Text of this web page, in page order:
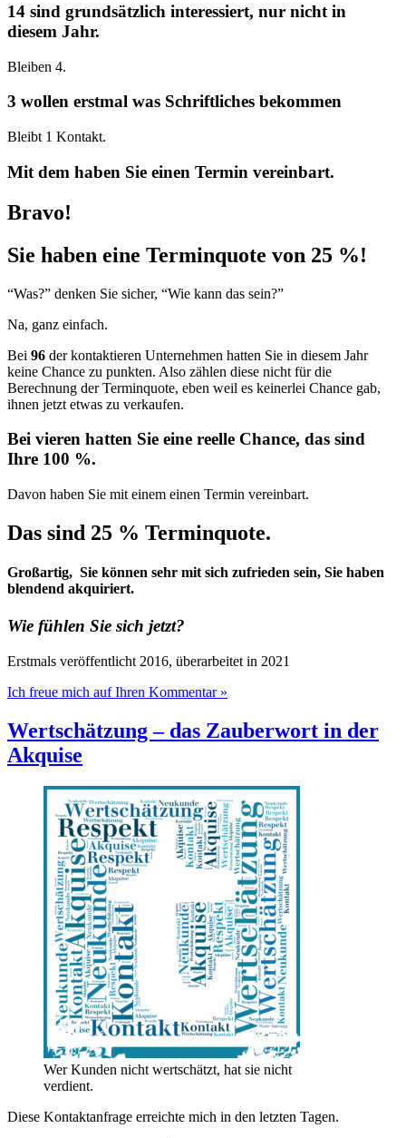
14 sind grundsätzlich interessiert, nur nicht in
diesem Jahr.
Bleiben 4.
3 wollen erstmal was Schriftliches bekommen
Bleibt 1 Kontakt.
Mit dem haben Sie einen Termin vereinbart.
Bravo!
Sie haben eine Terminquote von 25 %!
“Was?” denken Sie sicher, “Wie kann das sein?”
Na, ganz einfach.
Bei 96 der kontaktieren Unternehmen hatten Sie in diesem Jahr
keine Chance zu punkten. Also zählen diese nicht für die
Berechnung der Terminquote, eben weil es keinerlei Chance gab,
ihnen jetzt etwas zu verkaufen.
Bei vieren hatten Sie eine reelle Chance, das sind
Ihre 100 %.
Davon haben Sie mit einem einen Termin vereinbart.
Das sind 25 % Terminquote.
Großartig, Sie können sehr mit sich zufrieden sein, Sie haben
blendend akquiriert.
Wie fühlen Sie sich jetzt?
Erstmals veröffentlicht 2016, überarbeitet in 2021
Ich freue mich auf Ihren Kommentar »
Wertschätzung – das Zauberwort in der
Akquise
Wer Kunden nicht wertschätzt, hat sie nicht
verdient.
Diese Kontaktanfrage erreichte mich in den letzten Tagen.